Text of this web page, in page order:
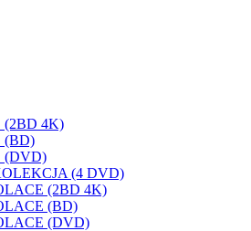
(2BD 4K)
(BD)
(DVD)
(4 DVD)
(2BD 4K)
(BD)
(DVD)